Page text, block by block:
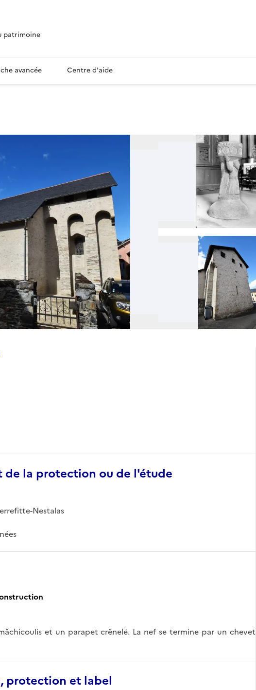
patrimoine
avancée Centre d'aide
de la protection ou de l'étude
Nestalas
et un parapet crênelé. La nef se termine par un chevet
protection et label